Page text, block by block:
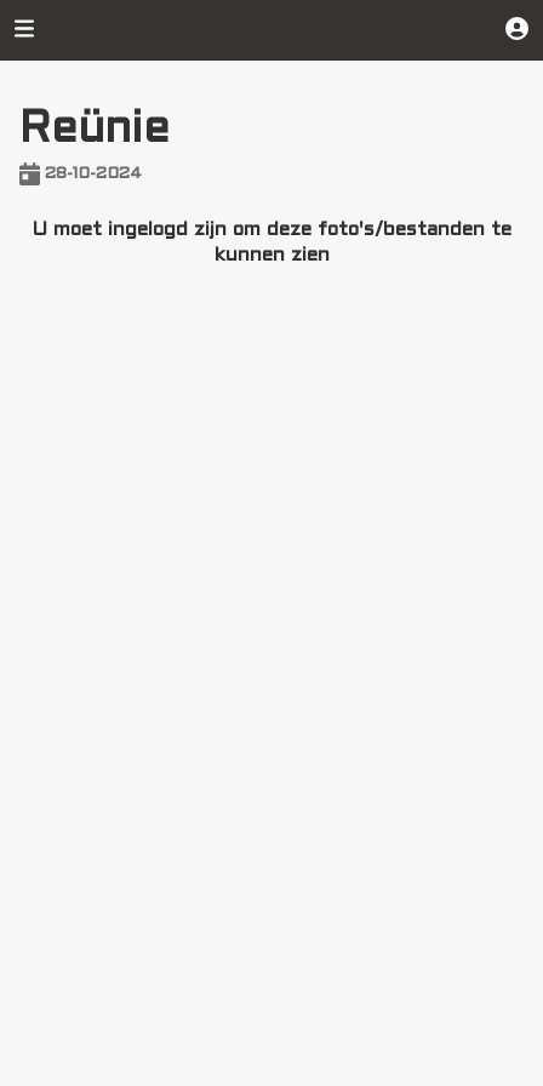
Reünie
28-10-2024
U moet ingelogd zijn om deze foto's/bestanden te
kunnen zien